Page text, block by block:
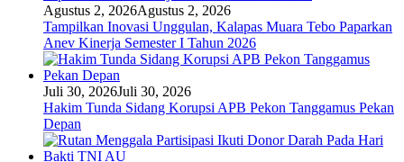
Agustus 2, 2026Agustus 2, 2026
Tampilkan Inovasi Unggulan, Kalapas Muara Tebo Paparkan
Anev Kinerja Semester I Tahun 2026
Juli 30, 2026Juli 30, 2026
Hakim Tunda Sidang Korupsi APB Pekon Tanggamus Pekan
Depan